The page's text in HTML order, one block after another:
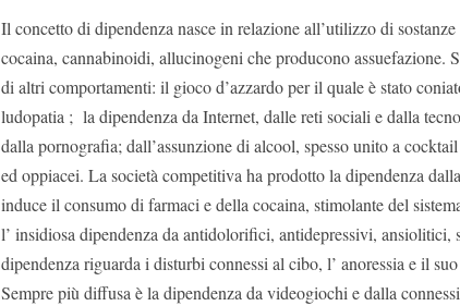
Il concetto di dipendenza nasce in relazione all’utilizzo di
cocaina, cannabinoidi, allucinogeni che producono assuefazione.
di altri comportamenti: il gioco d’azzardo per il quale è stato
ludopatia ; la dipendenza da Internet, dalle reti sociali e dalla
dalla pornografia; dall’assunzione di alcool, spesso unito a
ed oppiacei. La società competitiva ha prodotto la dipendenza
induce il consumo di farmaci e della cocaina, stimolante del
l’ insidiosa dipendenza da antidolorifici, antidepressivi, ansiolitici,
dipendenza riguarda i disturbi connessi al cibo, l’ anoressia e il
Sempre più diffusa è la dipendenza da videogiochi e dalla